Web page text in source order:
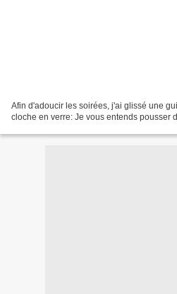
Afin d'adoucir les soirées, j'ai glissé une
cloche en verre: Je vous entends pousser